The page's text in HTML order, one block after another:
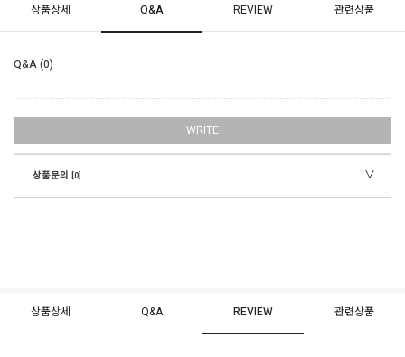
상품상세 Q&A REVIEW 관련상품
Q&A (0)
WRITE
상품문의 [0]
상품상세 Q&A REVIEW 관련상품